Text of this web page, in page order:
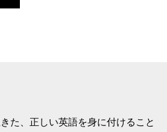
た、正しい英語を身に付けること